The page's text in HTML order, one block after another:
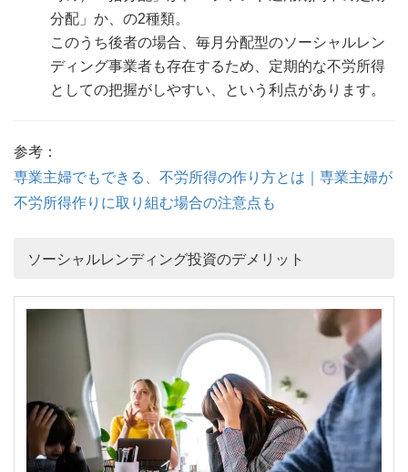
分配」か、の2種類。
このうち後者の場合、毎月分配型のソーシャルレン
ディング事業者も存在するため、定期的な不労所得
としての把握がしやすい、という利点があります。
参考：
専業主婦でもできる、不労所得の作り方とは｜専業主婦が
不労所得作りに取り組む場合の注意点も
ソーシャルレンディング投資のデメリット